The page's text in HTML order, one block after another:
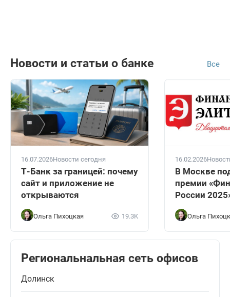
Новости и статьи о банке Все
16.07.2026Новости сегодня
Т-Банк за границей: почему
сайт и приложение не
открываются
Ольга Пихоцкая 19.3K
16.02.2026
В Москве
премии
России
Ольга
Региональнальная сеть офисов
Долинск